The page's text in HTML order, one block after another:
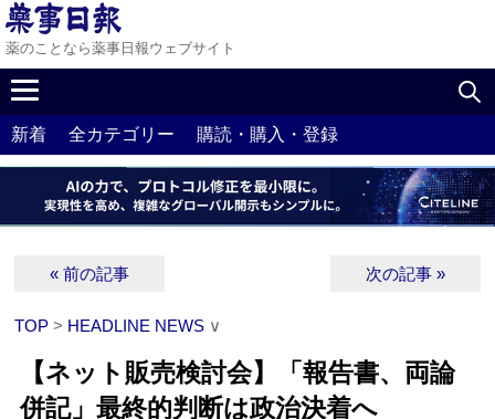
薬のことなら薬事日報ウェブサイト
新着 全カテゴリー 購読・購入・登録
« 前の記事 次の記事 »
TOP > HEADLINE NEWS ∨
【ネット販売検討会】「報告書、両論
併記」最終的判断は政治決着へ